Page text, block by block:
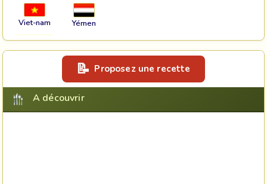
Viet-nam Yémen
Proposez une recette
A découvrir